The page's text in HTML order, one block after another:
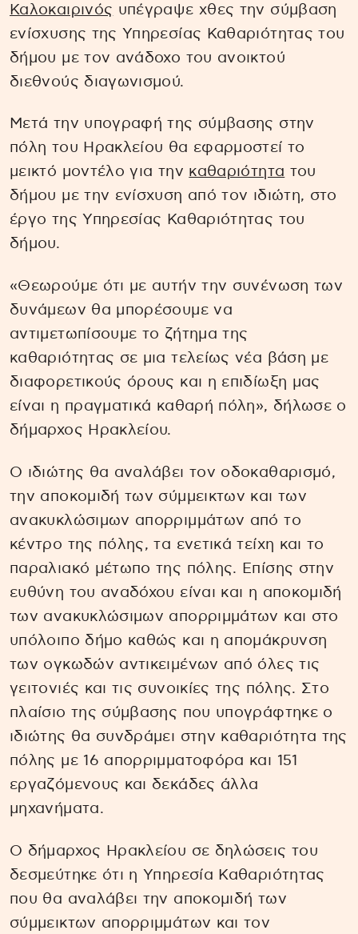
Καλοκαιρινός υπέγραψε χθες την σύμβαση
ενίσχυσης της Υπηρεσίας Καθαριότητας του
δήμου με τον ανάδοχο του ανοικτού
διεθνούς διαγωνισμού.
Μετά την υπογραφή της σύμβασης στην
πόλη του Ηρακλείου θα εφαρμοστεί το
μεικτό μοντέλο για την καθαριότητα του
δήμου με την ενίσχυση από τον ιδιώτη, στο
έργο της Υπηρεσίας Καθαριότητας του
δήμου.
«Θεωρούμε ότι με αυτήν την συνένωση των
δυνάμεων θα μπορέσουμε να
αντιμετωπίσουμε το ζήτημα της
καθαριότητας σε μια τελείως νέα βάση με
διαφορετικούς όρους και η επιδίωξη μας
είναι η πραγματικά καθαρή πόλη», δήλωσε ο
δήμαρχος Ηρακλείου.
Ο ιδιώτης θα αναλάβει τον οδοκαθαρισμό,
την αποκομιδή των σύμμεικτων και των
ανακυκλώσιμων απορριμμάτων από το
κέντρο της πόλης, τα ενετικά τείχη και το
παραλιακό μέτωπο της πόλης. Επίσης στην
ευθύνη του αναδόχου είναι και η αποκομιδή
των ανακυκλώσιμων απορριμμάτων και στο
υπόλοιπο δήμο καθώς και η απομάκρυνση
των ογκωδών αντικειμένων από όλες τις
γειτονιές και τις συνοικίες της πόλης. Στο
πλαίσιο της σύμβασης που υπογράφτηκε ο
ιδιώτης θα συνδράμει στην καθαριότητα της
πόλης με 16 απορριμματοφόρα και 151
εργαζόμενους και δεκάδες άλλα
μηχανήματα.
Ο δήμαρχος Ηρακλείου σε δηλώσεις του
δεσμεύτηκε ότι η Υπηρεσία Καθαριότητας
που θα αναλάβει την αποκομιδή των
σύμμεικτων απορριμμάτων και τον